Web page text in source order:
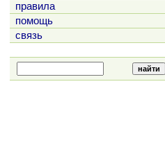
правила
помощь
связь